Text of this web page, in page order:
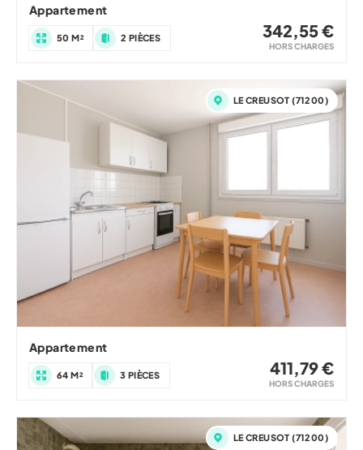
Appartement
50 M² 2 PIÈCES 342,55 €
HORS CHARGES
LE CREUSOT (71200)
Appartement
64 M² 3 PIÈCES 411,79 €
HORS CHARGES
LE CREUSOT (71200)